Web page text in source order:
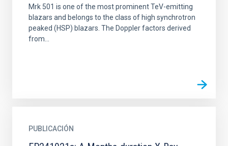
Mrk 501 is one of the most prominent TeV-emitting
blazars and belongs to the class of high synchrotron
peaked (HSP) blazars. The Doppler factors derived
from...
PUBLICACIÓN